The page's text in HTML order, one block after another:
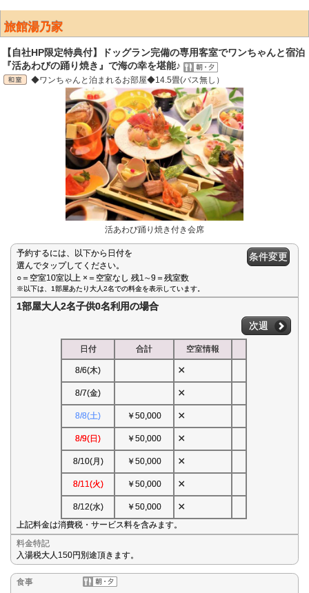
旅館湯乃家
【自社HP限定特典付】ドッグラン完備の専用客室でワンちゃんと宿泊
『活あわびの踊り焼き』で海の幸を堪能♪
◆ワンちゃんと泊まれるお部屋◆14.5畳(バス無し）
活あわび踊り焼き付き会席
予約するには、以下から日付を
選んでタップしてください。
○＝空室10室以上 ×＝空室なし 残1∼9＝残室数
条件変更
※以下は、1部屋あたり大人2名での料金を表示しています。
1部屋大人2名子供0名利用の場合
次週
日付 合計 空室情報
8/6(木) ×
8/7(金) ×
8/8(土) ￥50,000 ×
8/9(日) ￥50,000 ×
8/10(月) ￥50,000 ×
8/11(火) ￥50,000 ×
8/12(水) ￥50,000 ×
上記料金は消費税・サービス料を含みます。
料金特記
入湯税大人150円別途頂きます。
食事